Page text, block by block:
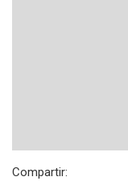
Compartir: